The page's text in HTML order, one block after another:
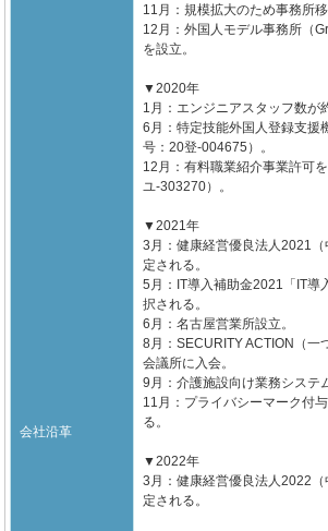
会社沿革
11月：規模拡大のため事務所移
12月：外国人モデル事務所（
を設立。
▼2020年
1月：エンジニアスタッフ数が
6月：特定技能外国人登録支援
号：20登-004675）。
12月：有料職業紹介事業許可
ユ-303270）。
▼2021年
3月：健康経営優良法人2021
定される。
5月：IT導入補助金2021「IT導
択される。
6月：名古屋営業所設立。
8月：SECURITY ACTION（一
会議所に入会。
9月：介護施設向け業務システ
11月：プライバシーマーク付
る。
▼2022年
3月：健康経営優良法人2022
定される。